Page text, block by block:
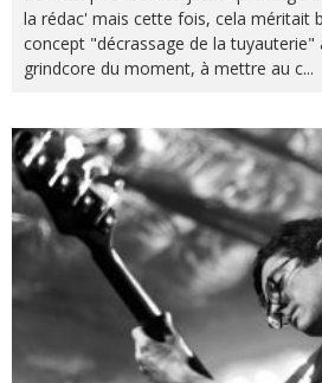
la rédac' mais cette fois, cela méritait
concept "décrassage de la tuyauterie"
grindcore du moment, à mettre au c...